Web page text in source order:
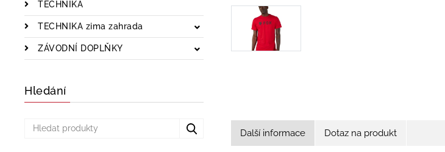
TECHNIKA
TECHNIKA zima zahrada
ZÁVODNÍ DOPLŇKY
Hledání
Další informace Dotaz na produkt